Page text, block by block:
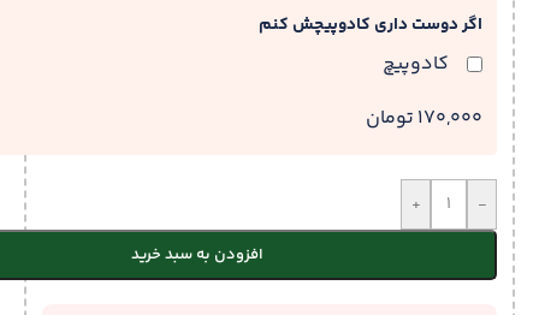
اگر دوست داری کادوپیچش کنم
کادوپیچ
170,000 تومان
-
+
افزودن به سبد خرید